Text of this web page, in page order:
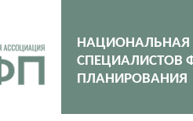
НАЦИОНАЛЬНАЯ
СПЕЦИАЛИСТОВ
ПЛАНИРОВАНИЯ